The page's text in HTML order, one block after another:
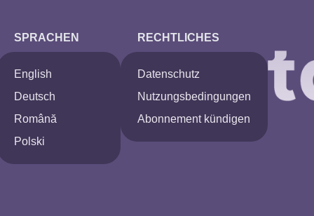
SPRACHEN
English
Deutsch
Română
Polski
RECHTLICHES
Datenschutz
Nutzungsbedingungen
Abonnement kündigen